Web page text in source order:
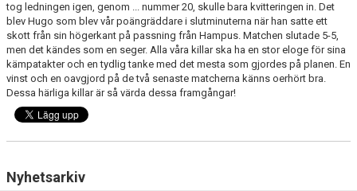
tog ledningen igen, genom ... nummer 20, skulle bara kvitteringen in. Det
blev Hugo som blev vår poängräddare i slutminuterna när han satte ett
skott från sin högerkant på passning från Hampus. Matchen slutade 5-5,
men det kändes som en seger. Alla våra killar ska ha en stor eloge för sina
kämpatakter och en tydlig tanke med det mesta som gjordes på planen. En
vinst och en oavgjord på de två senaste matcherna känns oerhört bra.
Dessa härliga killar är så värda dessa framgångar!
Nyhetsarkiv